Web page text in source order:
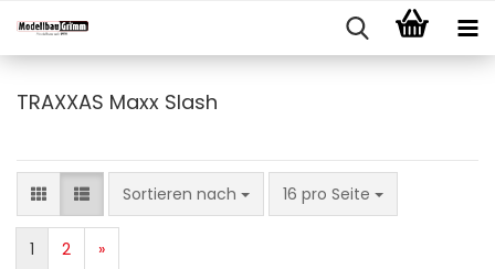
TRAXXAS Maxx Slash
Sortieren nach
Sortieren nach 16 pro Seite
pro Seite
1 2 »